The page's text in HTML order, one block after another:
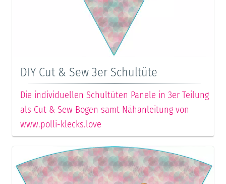
DIY Cut & Sew 3er Schultüte
Die individuellen Schultüten Panele in 3er Teilung
als Cut & Sew Bogen samt Nähanleitung von
www.polli-klecks.love